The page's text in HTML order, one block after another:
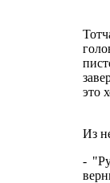
это
Из
-